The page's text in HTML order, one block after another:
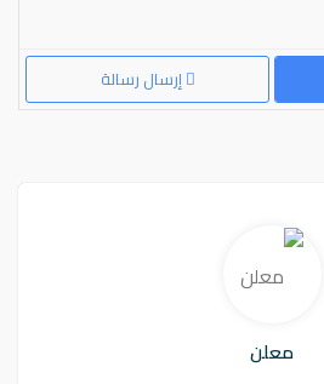
إرسال رسالة
معلن